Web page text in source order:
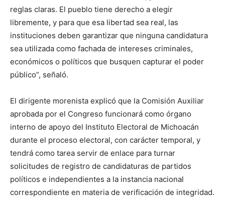
reglas claras. El pueblo tiene derecho a elegir
libremente, y para que esa libertad sea real, las
instituciones deben garantizar que ninguna candidatura
sea utilizada como fachada de intereses criminales,
económicos o políticos que busquen capturar el poder
público”, señaló.
El dirigente morenista explicó que la Comisión Auxiliar
aprobada por el Congreso funcionará como órgano
interno de apoyo del Instituto Electoral de Michoacán
durante el proceso electoral, con carácter temporal, y
tendrá como tarea servir de enlace para turnar
solicitudes de registro de candidaturas de partidos
políticos e independientes a la instancia nacional
correspondiente en materia de verificación de integridad.